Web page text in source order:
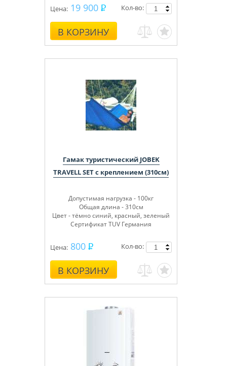
Цена: 19 900
В КОРЗИНУ
Кол-во:
Гамак туристический JOBEK
TRAVELL SET с креплением (310см)
Допустимая нагрузка - 100кг
Общая длина - 310см
Цвет - тёмно синий, красный, зеленый
Сертификат TUV Германия
Цена: 800
В КОРЗИНУ
Кол-во: